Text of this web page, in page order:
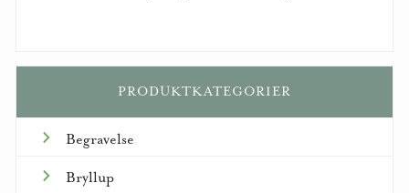
PRODUKTKATEGORIER
Begravelse
Bryllup